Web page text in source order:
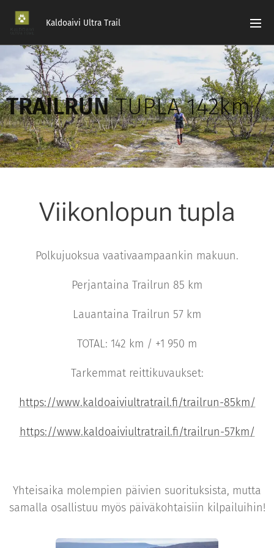
Kaldoaivi Ultra Trail
TRAILRUNTUPLA 142km
Viikonlopun tupla
Polkujuoksua vaativaampaankin makuun.
Perjantaina Trailrun 85 km
Lauantaina Trailrun 57 km
TOTAL: 142 km / +1 950 m
Tarkemmat reittikuvaukset:
https://www.kaldoaiviultratrail.fi/trailrun-85km/
https://www.kaldoaiviultratrail.fi/trailrun-57km/
Yhteisaika molempien päivien suorituksista, mutta
samalla osallistuu myös päiväkohtaisiin kilpailuihin!